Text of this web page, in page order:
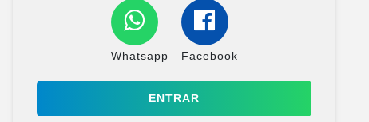
Whatsapp Facebook
ENTRAR